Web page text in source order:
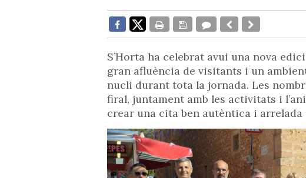
S’Horta ha celebrat avui una nova
gran afluència de visitants i un
nucli durant tota la jornada. Les
firal, juntament amb les activitats i
crear una cita ben autèntica i